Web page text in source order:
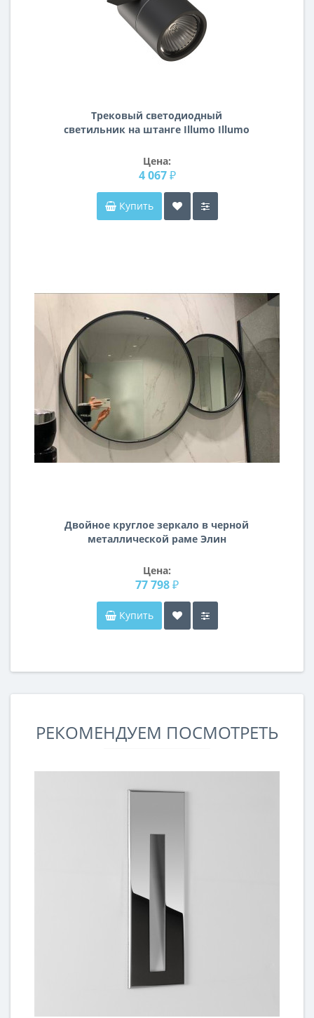
Трековый светодиодный
светильник на штанге Illumo Illumo
Цена:
4 067 ₽
Купить
Двойное круглое зеркало в черной
металлической раме Элин
Цена:
77 798 ₽
Купить
РЕКОМЕНДУЕМ ПОСМОТРЕТЬ